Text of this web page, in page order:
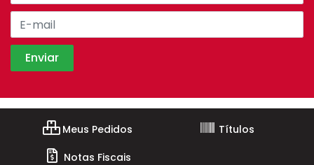
Meus Pedidos
Títulos
Notas Fiscais